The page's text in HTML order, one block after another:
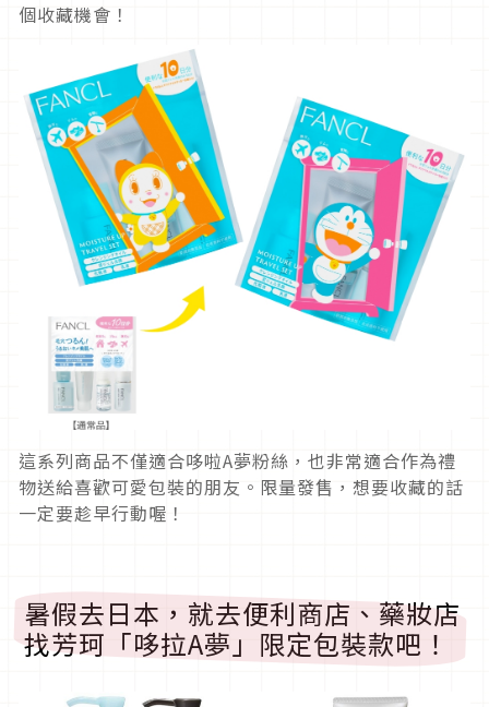
個收藏機會！
這系列商品不僅適合哆啦A夢粉絲，也非常適合作為禮
物送給喜歡可愛包裝的朋友。限量發售，想要收藏的話
一定要趁早行動喔！
暑假去日本，就去便利商店、藥妝店
找芳珂「哆拉A夢」限定包裝款吧！